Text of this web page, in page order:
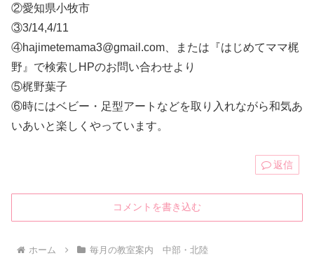
②愛知県小牧市
③3/14,4/11
④hajimetemama3@gmail.com、または『はじめてママ梶
野』で検索しHPのお問い合わせより
⑤梶野葉子
⑥時にはベビー・足型アートなどを取り入れながら和気あ
いあいと楽しくやっています。
返信
コメントを書き込む
ホーム 毎月の教室案内 中部・北陸